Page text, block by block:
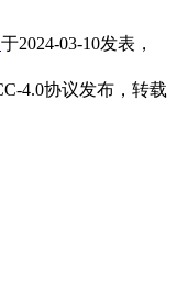
于2024-03-10发表，
4.0协议发布，转载